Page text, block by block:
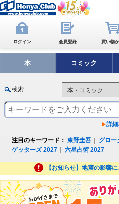
ログイン 会員登録 買い物
本 コミック
検索
詳
注目のキーワード： 東野圭吾 グロー
ゲッターズ 2027 ｜六星占術 2027
【お知らせ】地震の影響